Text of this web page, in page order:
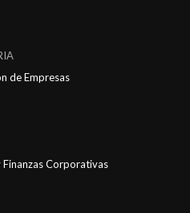
de Empresas
Corporativas